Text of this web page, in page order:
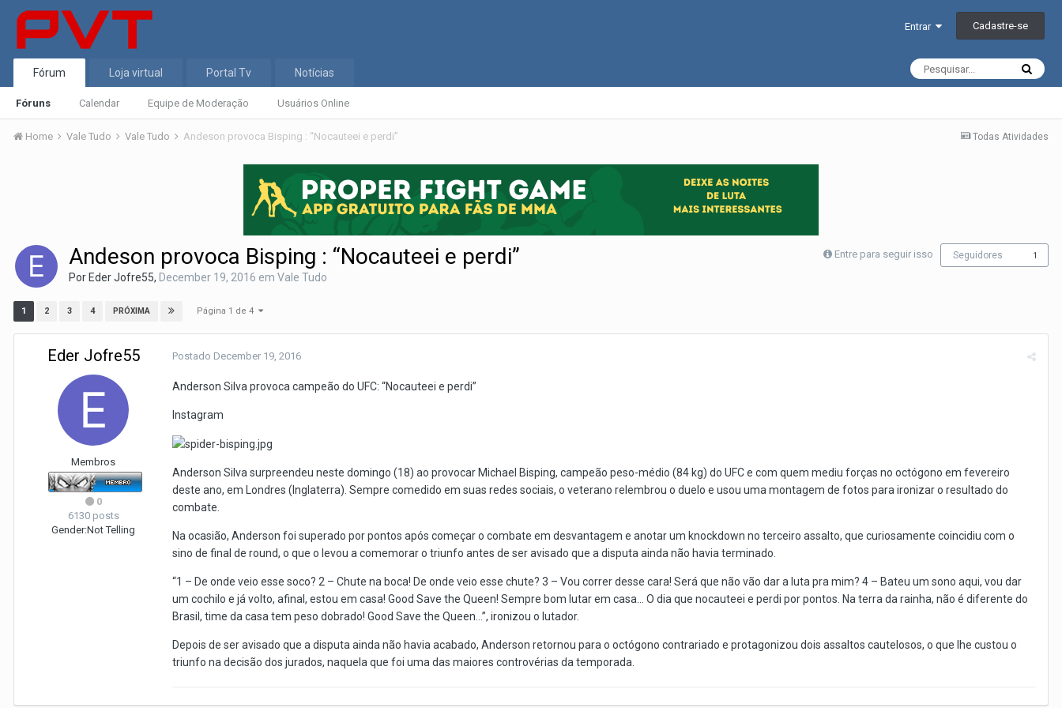
Entrar Cadastre-se
Fórum
Fóruns Calendar Equipe de Moderação Usuários Online
Loja virtual Portal Tv Notícias
Todas Atividades
Home Vale Tudo Vale Tudo Andeson provoca Bisping : “Nocauteei e perdi”
Entre para seguir isso Seguidores 1
Andeson provoca Bisping : “Nocauteei e perdi”
Por Eder Jofre55, December 19, 2016 em Vale Tudo
1 2 3 4 PRÓXIMA Página 1 de 4
Eder Jofre55
Membros
0
6130 posts
Gender:Not Telling
Postado December 19, 2016
Anderson Silva provoca campeão do UFC: “Nocauteei e perdi”
Instagram
Anderson Silva surpreendeu neste domingo (18) ao provocar Michael Bisping, campeão peso-médio (84 kg) do UFC e com quem mediu forças no octógono em fevereiro
deste ano, em Londres (Inglaterra). Sempre comedido em suas redes sociais, o veterano relembrou o duelo e usou uma montagem de fotos para ironizar o resultado do
combate.
Na ocasião, Anderson foi superado por pontos após começar o combate em desvantagem e anotar um knockdown no terceiro assalto, que curiosamente coincidiu com o
sino de final de round, o que o levou a comemorar o triunfo antes de ser avisado que a disputa ainda não havia terminado.
“1 – De onde veio esse soco? 2 – Chute na boca! De onde veio esse chute? 3 – Vou correr desse cara! Será que não vão dar a luta pra mim? 4 – Bateu um sono aqui, vou dar
um cochilo e já volto, afinal, estou em casa! Good Save the Queen! Sempre bom lutar em casa… O dia que nocauteei e perdi por pontos. Na terra da rainha, não é diferente do
Brasil, time da casa tem peso dobrado! Good Save the Queen…”, ironizou o lutador.
Depois de ser avisado que a disputa ainda não havia acabado, Anderson retornou para o octógono contrariado e protagonizou dois assaltos cautelosos, o que lhe custou o
triunfo na decisão dos jurados, naquela que foi uma das maiores controvérias da temporada.